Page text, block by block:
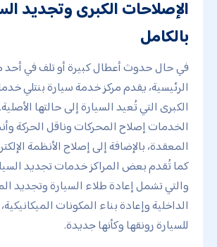
الإصلاحات الكبرى وتجديد
بالكامل
في حال حدوث أعطال كبيرة أو تلف في أحد
الرئيسية، يقدم مركز خدمة سيارة بنتلي
الكبرى التي تُعيد السيارة إلى حالتها
الخدمات إصلاح المحركات وناقل الحركة
المعقدة، بالإضافة إلى إصلاح الأنظمة
كما تُقدم بعض المراكز خدمات تجديد
والتي تشمل إعادة طلاء السيارة وتجديد
الداخلية وإعادة بناء المكونات
للسيارة رونقها وكأنها جديدة.